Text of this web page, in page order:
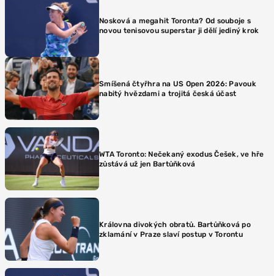
Nosková a megahit Toronta? Od souboje s
novou tenisovou superstar ji dělí jediný krok
Smíšená čtyřhra na US Open 2026: Pavouk
nabitý hvězdami a trojitá česká účast
WTA Toronto: Nečekaný exodus Češek, ve hře
zůstává už jen Bartůňková
Královna divokých obratů. Bartůňková po
zklamání v Praze slaví postup v Torontu